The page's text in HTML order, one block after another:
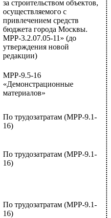
за строительством объектов,
осуществляемого с
привлечением средств
бюджета города Москвы.
МРР-3.2.07.05-11» (до
утверждения новой
редакции)
МРР-9.5-16
«Демонстрационные
материалов»
По трудозатратам (МРР-9.1-
16)
По трудозатратам (МРР-9.1-
16)
По трудозатратам (МРР-9.1-
16)